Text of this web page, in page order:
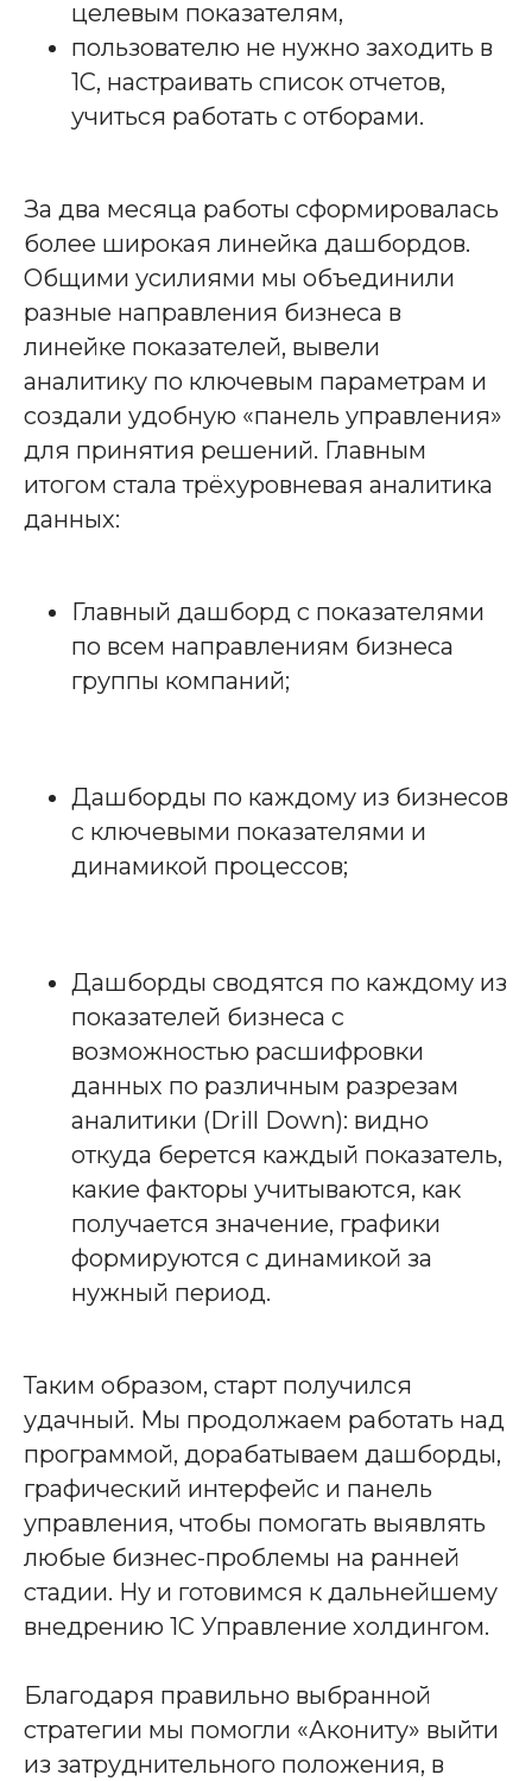
целевым показателям,
пользователю не нужно заходить в
1С, настраивать список отчетов,
учиться работать с отборами.
За два месяца работы сформировалась
более широкая линейка дашбордов.
Общими усилиями мы объединили
разные направления бизнеса в
линейке показателей, вывели
аналитику по ключевым параметрам и
создали удобную «панель управления»
для принятия решений. Главным
итогом стала трёхуровневая аналитика
данных:
Главный дашборд с показателями
по всем направлениям бизнеса
группы компаний;
Дашборды по каждому из бизнесов
с ключевыми показателями и
динамикой процессов;
Дашборды сводятся по каждому из
показателей бизнеса с
возможностью расшифровки
данных по различным разрезам
аналитики (Drill Down): видно
откуда берется каждый показатель,
какие факторы учитываются, как
получается значение, графики
формируются с динамикой за
нужный период.
Таким образом, старт получился
удачный. Мы продолжаем работать над
программой, дорабатываем дашборды,
графический интерфейс и панель
управления, чтобы помогать выявлять
любые бизнес-проблемы на ранней
стадии. Ну и готовимся к дальнейшему
внедрению 1С Управление холдингом.
Благодаря правильно выбранной
стратегии мы помогли «Акониту» выйти
из затруднительного положения, в